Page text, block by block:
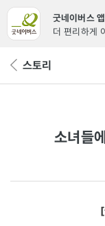
굿네이버스 앱
더 편리하게
뒤 스토리
소녀들